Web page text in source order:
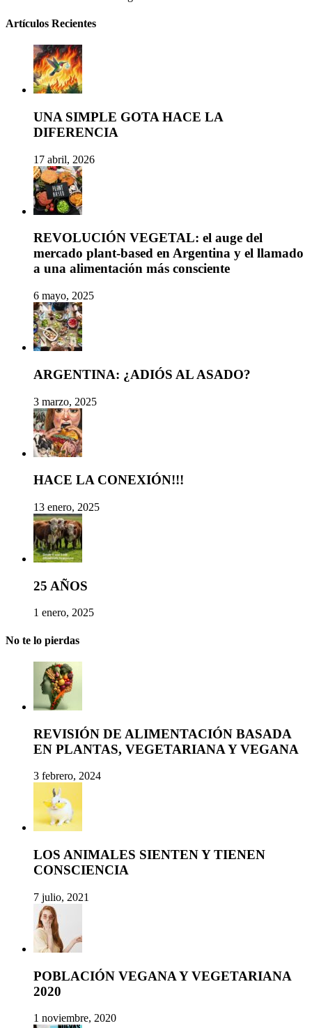
Artículos Recientes
UNA SIMPLE GOTA HACE LA
DIFERENCIA
17 abril, 2026
REVOLUCIÓN VEGETAL: el auge del
mercado plant-based en Argentina y el llamado
a una alimentación más consciente
6 mayo, 2025
ARGENTINA: ¿ADIÓS AL ASADO?
3 marzo, 2025
HACE LA CONEXIÓN!!!
13 enero, 2025
25 AÑOS
1 enero, 2025
No te lo pierdas
REVISIÓN DE ALIMENTACIÓN BASADA
EN PLANTAS, VEGETARIANA Y VEGANA
3 febrero, 2024
LOS ANIMALES SIENTEN Y TIENEN
CONSCIENCIA
7 julio, 2021
POBLACIÓN VEGANA Y VEGETARIANA
2020
1 noviembre, 2020